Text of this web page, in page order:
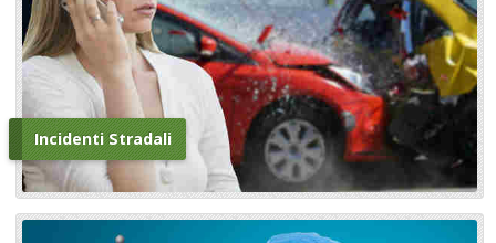
Incidenti Stradali